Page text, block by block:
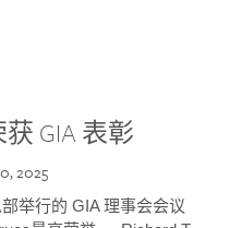
获 GIA 表彰
2025
举行的 GIA 理事会会议